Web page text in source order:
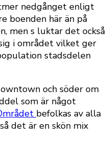
nedgånget enligt
boenden här än på
men s luktar det också
i området vilket ger
stadsdelen
och söder om
som är något
befolkas av alla
det är en skön mix